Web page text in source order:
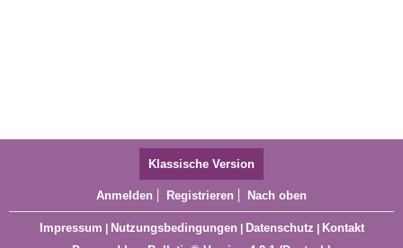
Klassische Version
Anmelden Registrieren Nach oben
Impressum Nutzungsbedingungen Datenschutz
Kontakt